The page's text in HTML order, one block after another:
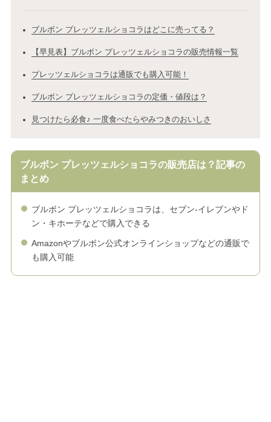
ブルボン プレッツェルショコラはどこに売ってる？
【早見表】ブルボン プレッツェルショコラの販売情報一覧
プレッツェルショコラは通販でも購入可能！
ブルボン プレッツェルショコラの定価・値段は？
見つけたら必食♪ 一度食べたらやみつきのおいしさ
ブルボン プレッツェルショコラの販売店は？記事の
まとめ
ブルボン プレッツェルショコラは、セブン-イレブンやド
ン・キホーテなどで購入できる
Amazonやブルボン公式オンラインショップなどの通販で
も購入可能